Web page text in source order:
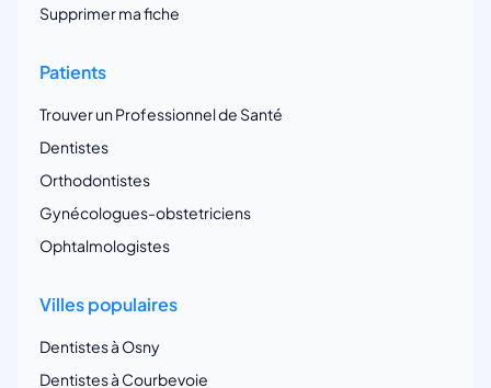
Supprimer ma fiche
Patients
Trouver un Professionnel de Santé
Dentistes
Orthodontistes
Gynécologues-obstetriciens
Ophtalmologistes
Villes populaires
Dentistes à Osny
Dentistes à Courbevoie